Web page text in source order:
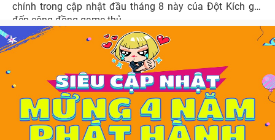
chính trong cập nhật đầu tháng 8 này của Đột Kích gửi
đến cộng đồng game thủ.